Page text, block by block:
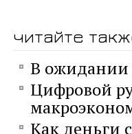
читайте
В ожидании
Цифровой
Как деньги